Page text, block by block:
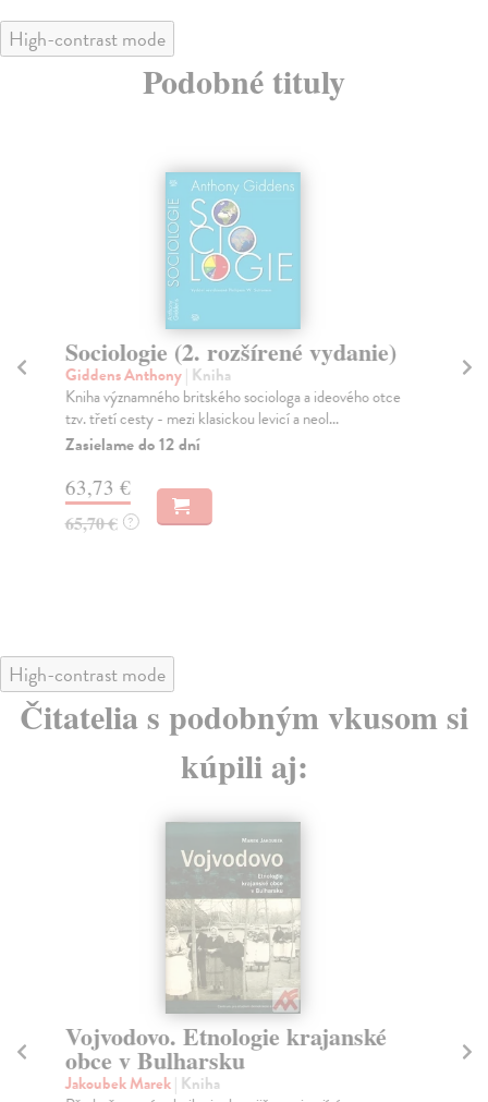
High-contrast mode
Podobné tituly
Sociologie (2. rozšírené vydanie)
Giddens Anthony| Kniha
Kniha významného britského sociologa a ideového otce
tzv. třetí cesty - mezi klasickou levicí a neol...
Zasielame do 12 dní
63,73 €
65,70 € ?
High-contrast mode
Čitatelia s podobným vkusom si
kúpili aj:
Vojvodovo. Etnologie krajanské
obce v Bulharsku
Jakoubek Marek| Kniha